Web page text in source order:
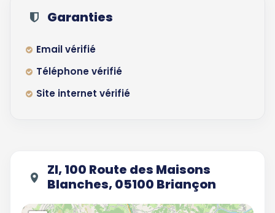
Garanties
Email vérifié
Téléphone vérifié
Site internet vérifié
ZI, 100 Route des Maisons
Blanches, 05100 Briançon